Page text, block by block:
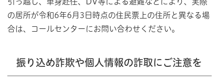
引っ越し、単身赴任、DV等による避難などにより、実際
の居所が令和6年6月3日時点の住民票上の住所と異なる場
合は、コールセンターにお問い合わせください。
振り込め詐欺や個人情報の詐取にご注意を